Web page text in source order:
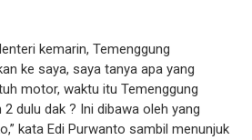
kemarin, Temenggung
ke saya, saya tanya apa yang
motor, waktu itu Temenggung
dulu dak ? Ini dibawa oleh yang
kata Edi Purwanto sambil menunjuk